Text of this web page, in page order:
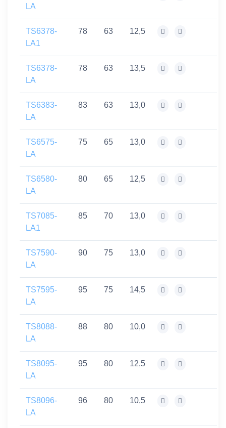
LA
TS6378-
LA1
78 63 12,5
TS6378-
LA
78 63 13,5
TS6383-
LA
83 63 13,0
TS6575-
LA
75 65 13,0
TS6580-
LA
80 65 12,5
TS7085-
LA1
85 70 13,0
TS7590-
LA
90 75 13,0
TS7595-
LA
95 75 14,5
TS8088-
LA
88 80 10,0
TS8095-
LA
95 80 12,5
TS8096-
LA
96 80 10,5